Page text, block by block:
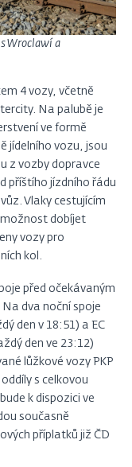
Wroclawí a
4 vozy, včetně
Na palubě je
ve formě
jídelního vozu, jsou
z vozby dopravce
příštího jízdního řádu
Vlaky cestujícím
možnost dobíjet
vozy pro
kol.
před očekávaným
dva noční spoje
den v 18:51) a EC
den ve 23:12)
lůžkové vozy PKP
s celkovou
k dispozici ve
současně
příplatků již ČD